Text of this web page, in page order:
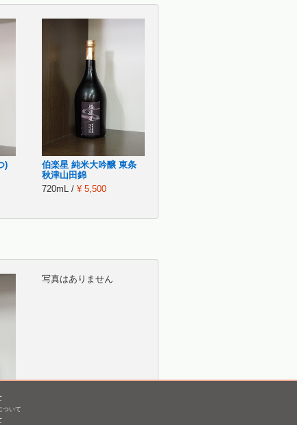
)
伯楽星 純米大吟醸 東条
秋津山田錦
720mL / ¥ 5,500
写真はありません
ついて